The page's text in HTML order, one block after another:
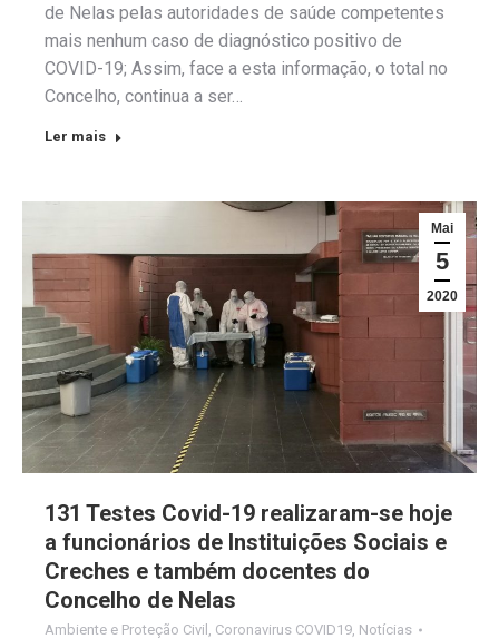
de Nelas pelas autoridades de saúde competentes
mais nenhum caso de diagnóstico positivo de
COVID-19; Assim, face a esta informação, o total no
Concelho, continua a ser…
Ler mais
Mai
5
2020
131 Testes Covid-19 realizaram-se hoje
a funcionários de Instituições Sociais e
Creches e também docentes do
Concelho de Nelas
Ambiente e Proteção Civil Coronavirus COVID19 Notícias